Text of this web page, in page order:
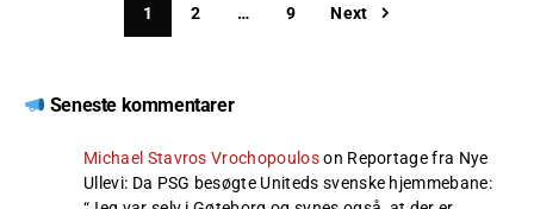
1 2 … 9 Next
Seneste kommentarer
Michael Stavros Vrochopouloson Reportage fra Nye
Ullevi: Da PSG besøgte Uniteds svenske hjemmebane: